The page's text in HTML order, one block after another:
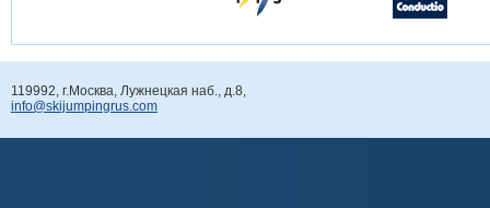
119992, г.Москва, Лужнецкая наб., д.8,
info@skijumpingrus.com